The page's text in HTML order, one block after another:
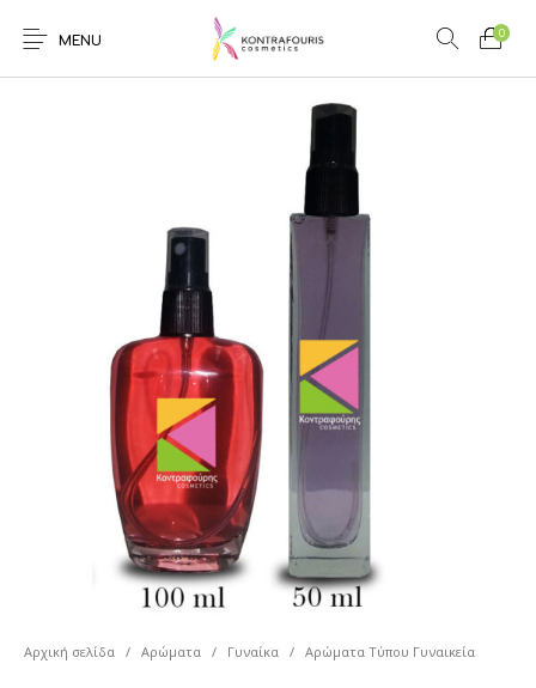
MENU
0
Αρχική σελίδα / Αρώματα / Γυναίκα / Αρώματα Τύπου Γυναικεία